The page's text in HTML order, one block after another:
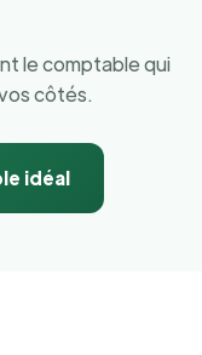
le comptable qui
côtés.
idéal